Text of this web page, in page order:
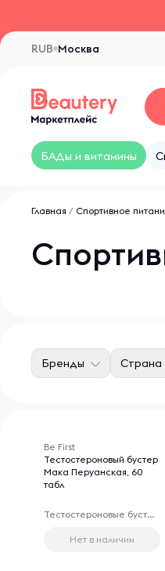
Москва
RUB
БАДы и витамины
Главная / Спортивное
Бренды Страна
Be First
Тестостероновый бустер
Мака Перуанская, 60
табл
Тестостероновые бустеры
Нет в наличии